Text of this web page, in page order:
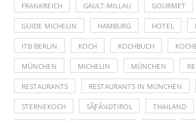
FRANKREICH GAULT-MILLAU GOURMET
GUIDE MICHELIN HAMBURG HOTEL
ITB BERLIN KOCH KOCHBUCH
MÜNCHEN MICHELIN MÜNCHEN
RESTAURANTS RESTAURANTS IN MÜNCHEN
STERNEKOCH SÃƑÂ¼DTIROL THAILAND